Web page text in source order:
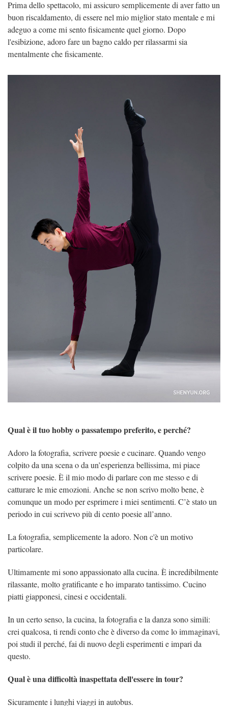
Prima dello spettacolo, mi assicuro semplicemente di aver fatto un
buon riscaldamento, di essere nel mio miglior stato mentale e mi
adeguo a come mi sento fisicamente quel giorno. Dopo
l'esibizione, adoro fare un bagno caldo per rilassarmi sia
mentalmente che fisicamente.
Qual è il tuo hobby o passatempo preferito, e perché?
Adoro la fotografia, scrivere poesie e cucinare. Quando vengo
colpito da una scena o da un’esperienza bellissima, mi piace
scrivere poesie. È il mio modo di parlare con me stesso e di
catturare le mie emozioni. Anche se non scrivo molto bene, è
comunque un modo per esprimere i miei sentimenti. C’è stato un
periodo in cui scrivevo più di cento poesie all’anno.
La fotografia, semplicemente la adoro. Non c'è un motivo
particolare.
Ultimamente mi sono appassionato alla cucina. È incredibilmente
rilassante, molto gratificante e ho imparato tantissimo. Cucino
piatti giapponesi, cinesi e occidentali.
In un certo senso, la cucina, la fotografia e la danza sono simili:
crei qualcosa, ti rendi conto che è diverso da come lo immaginavi,
poi studi il perché, fai di nuovo degli esperimenti e impari da
questo.
Qual è una difficoltà inaspettata dell'essere in tour?
Sicuramente i lunghi viaggi in autobus.